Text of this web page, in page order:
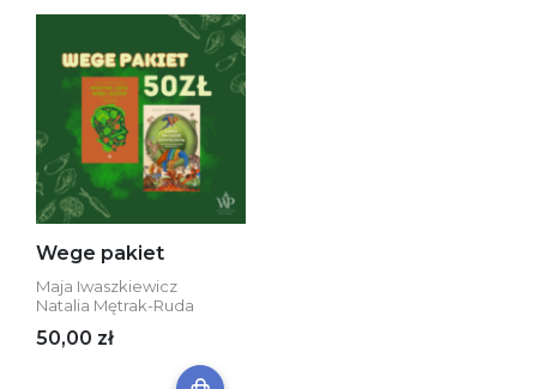
Wege pakiet
Maja Iwaszkiewicz
Natalia Mętrak-Ruda
50,00 zł